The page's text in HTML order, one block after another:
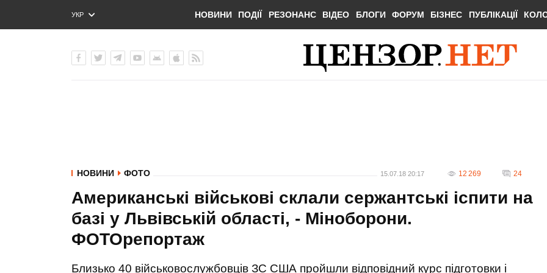
УКР
ENG
НОВИНИ ПОДІЇ РЕЗОНАНС ВІДЕО БЛОГИ ФОРУМ БІЗНЕС ПУБЛІКАЦІЇ
НОВИНИ ФОТО 15.07.18 20:17 12 269 24
Американські військові склали сержантські іспити на
базі у Львівській області, - Міноборони.
ФОТОрепортаж
Близько 40 військовослужбовців ЗС США пройшли відповідний курс підготовки і